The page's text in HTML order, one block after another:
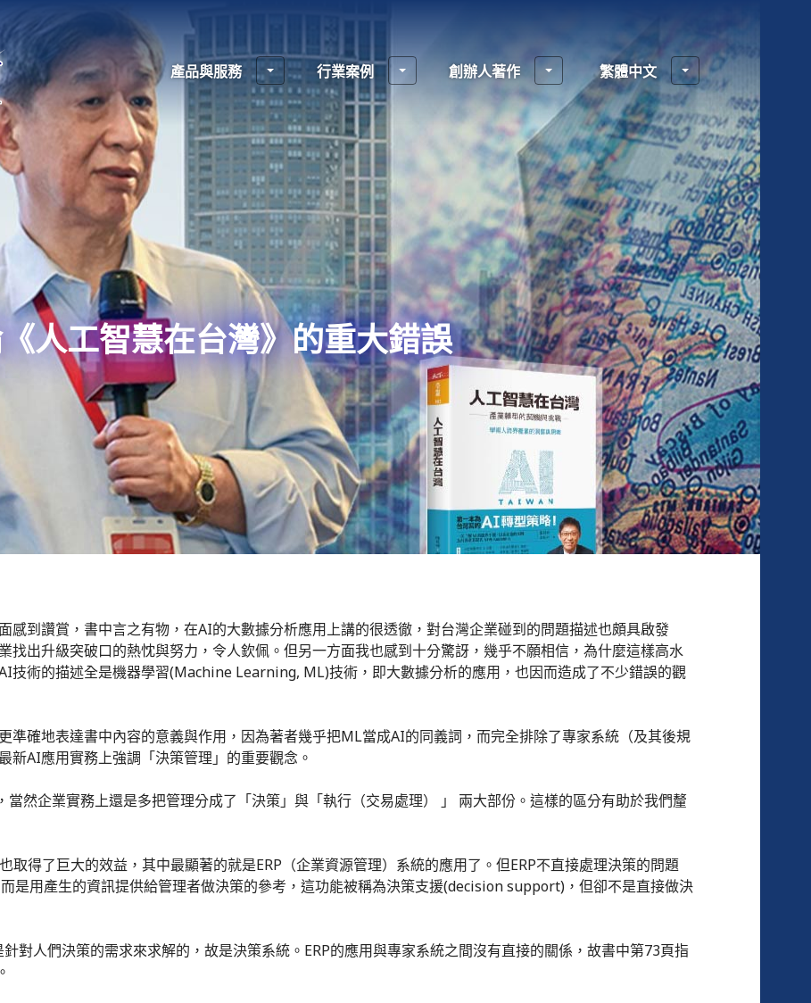
產品與服務 行業案例 創辦人著作 繁體中文
人工智慧在台灣》的重大錯誤
感到讚賞，書中言之有物，在AI的大數據分析應用上講的很透徹，對台灣企業碰到的問題描述也頗具啟發
找出升級突破口的熱忱與努力，令人欽佩。但另一方面我也感到十分驚訝，幾乎不願相信，為什麼這樣高水
技術的描述全是機器學習(Machine Learning, ML)技術，即大數據分析的應用，也因而造成了不少錯誤的觀
準確地表達書中內容的意義與作用，因為著者幾乎把ML當成AI的同義詞，而完全排除了專家系統（及其後規
新AI應用實務上強調「決策管理」的重要觀念。
當然企業實務上還是多把管理分成了「決策」與「執行（交易處理） 」 兩大部份。這樣的區分有助於我們釐
得了巨大的效益，其中最顯著的就是ERP（企業資源管理）系統的應用了。但ERP不直接處理決策的問題
而是用產生的資訊提供給管理者做決策的參考，這功能被稱為決策支援(decision support)，但卻不是直接做決
對人們決策的需求來求解的，故是決策系統。ERP的應用與專家系統之間沒有直接的關係，故書中第73頁指